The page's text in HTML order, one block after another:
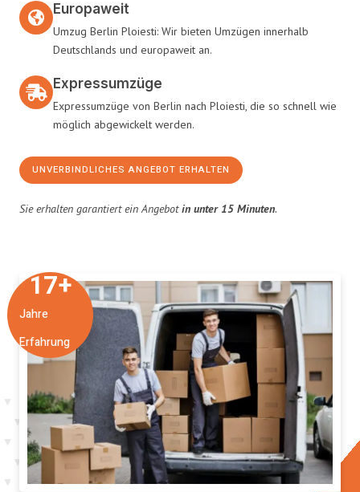
Jahre
Erfahrung
17+
Europaweit
Umzug Berlin Ploiesti: Wir bieten Umzügen innerhalb
Deutschlands und europaweit an.
Expressumzüge
Expressumzüge von Berlin nach Ploiesti, die so schnell wie
möglich abgewickelt werden.
UNVERBINDLICHES ANGEBOT ERHALTEN
Sie erhalten garantiert ein Angebotin unter 15 Minuten.